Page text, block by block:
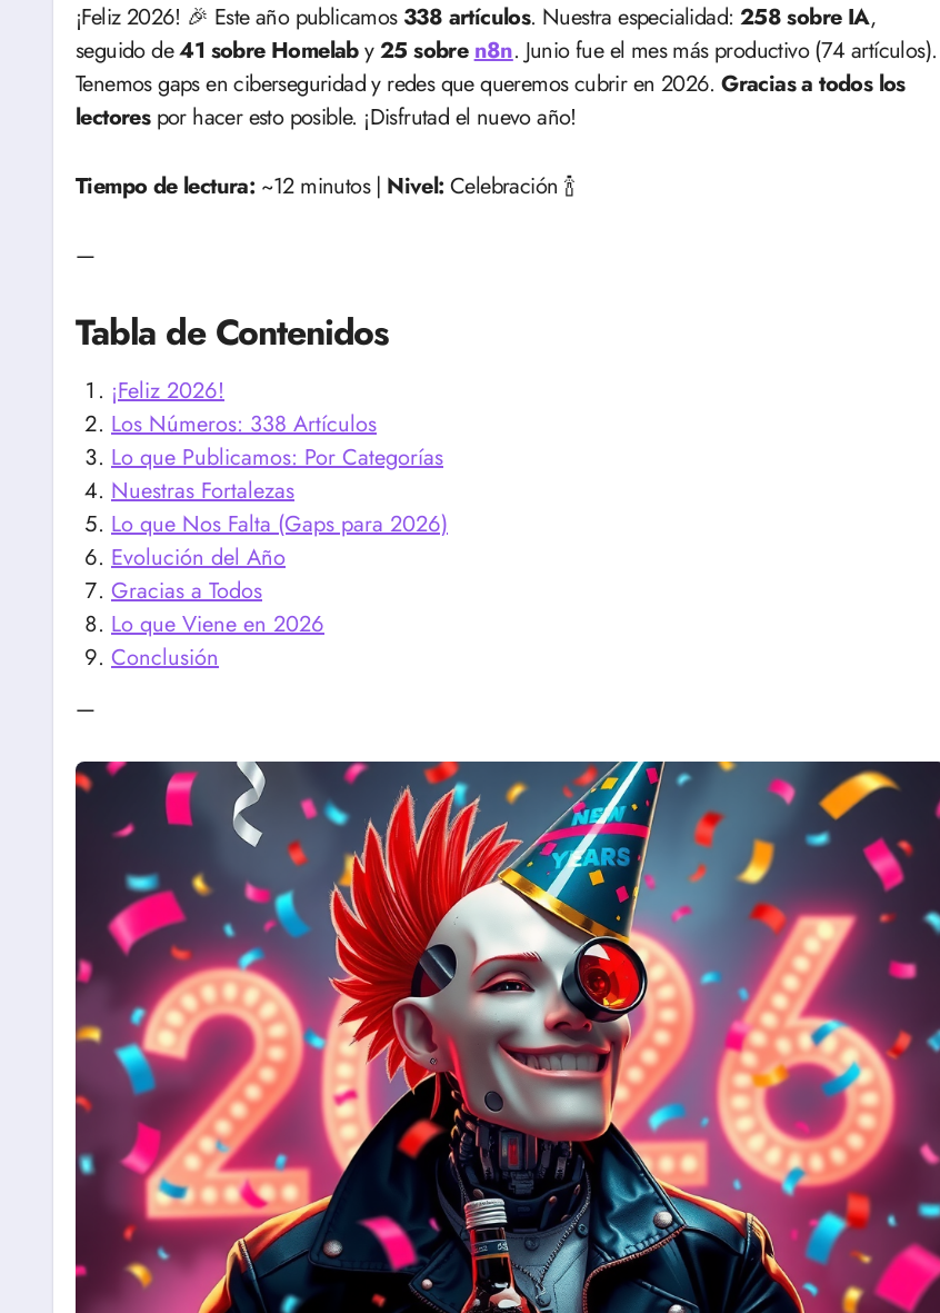
¡Feliz 2026! 🎉 Este año publicamos 338 artículos. Nuestra especialidad: 258 sobre IA,
seguido de41 sobre Homelaby25 sobren8n. Junio fue el mes más productivo (74 artículos).
Tenemos gaps en ciberseguridad y redes que queremos cubrir en 2026.Gracias a todos los
lectorespor hacer esto posible. ¡Disfrutad el nuevo año!
Tiempo de lectura: ~12 minutos | Nivel: Celebración 🍾
—
Tabla de Contenidos
¡Feliz 2026!
Los Números: 338 Artículos
Lo que Publicamos: Por Categorías
Nuestras Fortalezas
Lo que Nos Falta (Gaps para 2026)
Evolución del Año
Gracias a Todos
Lo que Viene en 2026
Conclusión
—